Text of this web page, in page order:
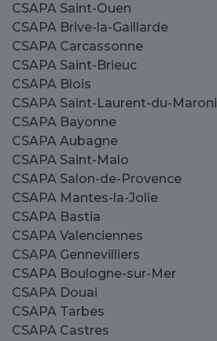
CSAPA Saint-Ouen
CSAPA Brive-la-Gaillarde
CSAPA Carcassonne
CSAPA Saint-Brieuc
CSAPA Blois
CSAPA Saint-Laurent-du-Maroni
CSAPA Bayonne
CSAPA Aubagne
CSAPA Saint-Malo
CSAPA Salon-de-Provence
CSAPA Mantes-la-Jolie
CSAPA Bastia
CSAPA Valenciennes
CSAPA Gennevilliers
CSAPA Boulogne-sur-Mer
CSAPA Douai
CSAPA Tarbes
CSAPA Castres